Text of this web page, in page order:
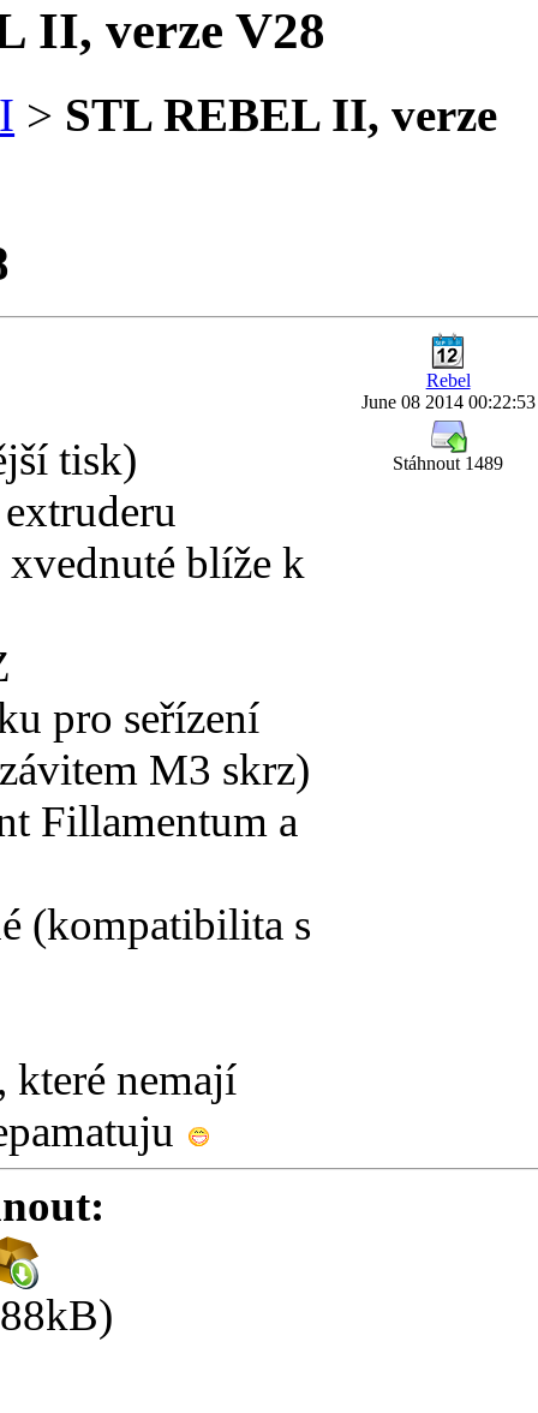
II, verze V28
> STL REBEL II, verze
tisk)
blíže k
pro seřízení
M3 skrz)
Fillamentum a
(kompatibilita s
které nemají
Rebel
June 08 2014 00:22:53
Stáhnout 1489